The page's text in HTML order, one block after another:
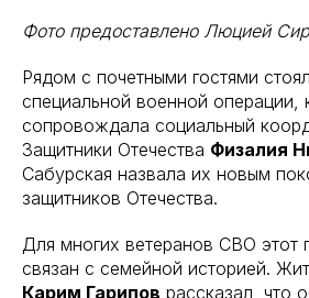
Фото предоставлено Люцией
Рядом с почетными гостями
специальной военной операции,
сопровождала социальный
Защитники Отечества Физалия
Сабурская назвала их новым
защитников Отечества.
Для многих ветеранов СВО этот
связан с семейной историей.
Карим Гарипов рассказал, что